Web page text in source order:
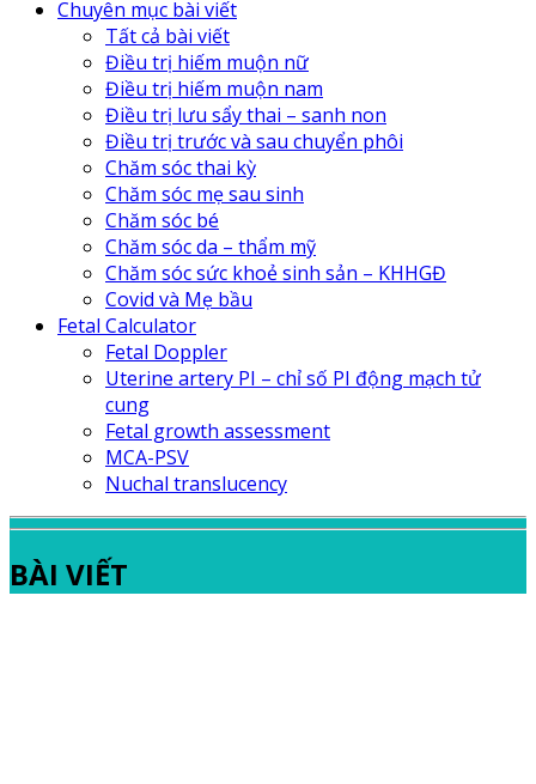
Chuyên mục bài viết
Tất cả bài viết
Điều trị hiếm muộn nữ
Điều trị hiếm muộn nam
Điều trị lưu sẩy thai – sanh non
Điều trị trước và sau chuyển phôi
Chăm sóc thai kỳ
Chăm sóc mẹ sau sinh
Chăm sóc bé
Chăm sóc da – thẩm mỹ
Chăm sóc sức khoẻ sinh sản – KHHGĐ
Covid và Mẹ bầu
Fetal Calculator
Fetal Doppler
Uterine artery PI – chỉ số PI động mạch tử
cung
Fetal growth assessment
MCA-PSV
Nuchal translucency
BÀI VIẾT